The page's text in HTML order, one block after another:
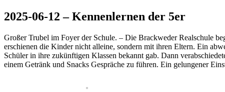
2025-06-12 – Kennenlernen der 5er
Großer Trubel im Foyer der Schule. – Die Brackweder Realschule
erschienen die Kinder nicht alleine, sondern mit ihren Eltern. Ein
Schüler in ihre zukünftigen Klassen bekannt gab. Dann
einem Getränk und Snacks Gespräche zu führen. Ein gelungener